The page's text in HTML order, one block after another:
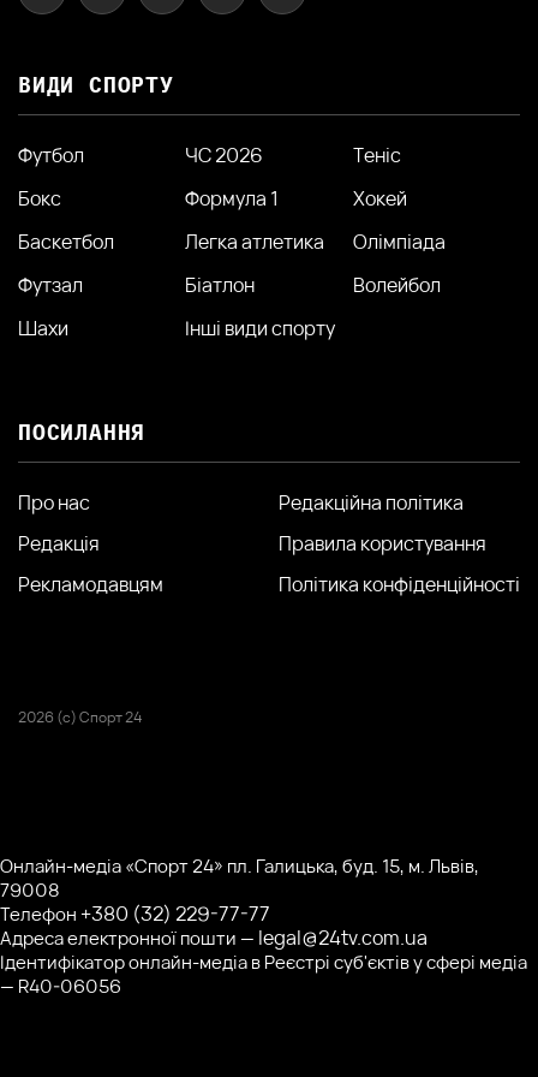
ВИДИ СПОРТУ
Футбол ЧС 2026
Теніс
Бокс
Формула 1
Хокей
Баскетбол
Легка атлетика
Олімпіада
Футзал
Біатлон
Волейбол
Шахи
Інші види спорту
ПОСИЛАННЯ
Про нас
Редакція
Рекламодавцям
Редакційна політика
Правила користування
Політика конфіденційності
2026 (с) Спорт 24
Онлайн-медіа «Спорт 24» пл. Галицька, буд. 15, м. Львів,
79008
Телефон +380 (32) 229-77-77
Адреса електронної пошти — legal@24tv.com.ua
Ідентифікатор онлайн-медіа в Реєстрі суб'єктів у сфері медіа
— R40-06056